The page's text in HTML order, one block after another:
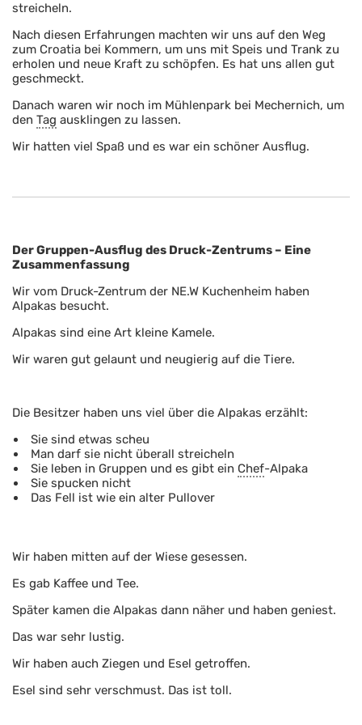
streicheln.
Nach diesen Erfahrungen machten wir uns auf den Weg
zum Croatia bei Kommern, um uns mit Speis und Trank zu
erholen und neue Kraft zu schöpfen. Es hat uns allen gut
geschmeckt.
Danach waren wir noch im Mühlenpark bei Mechernich, um
den Tag ausklingen zu lassen.
Wir hatten viel Spaß und es war ein schöner Ausflug.
Der Gruppen-Ausflug des Druck-Zentrums – Eine
Zusammenfassung
Wir vom Druck-Zentrum der NE.W Kuchenheim haben
Alpakas besucht.
Alpakas sind eine Art kleine Kamele.
Wir waren gut gelaunt und neugierig auf die Tiere.
Die Besitzer haben uns viel über die Alpakas erzählt:
Sie sind etwas scheu
Man darf sie nicht überall streicheln
Sie leben in Gruppen und es gibt ein Chef-Alpaka
Sie spucken nicht
Das Fell ist wie ein alter Pullover
Wir haben mitten auf der Wiese gesessen.
Es gab Kaffee und Tee.
Später kamen die Alpakas dann näher und haben geniest.
Das war sehr lustig.
Wir haben auch Ziegen und Esel getroffen.
Esel sind sehr verschmust. Das ist toll.